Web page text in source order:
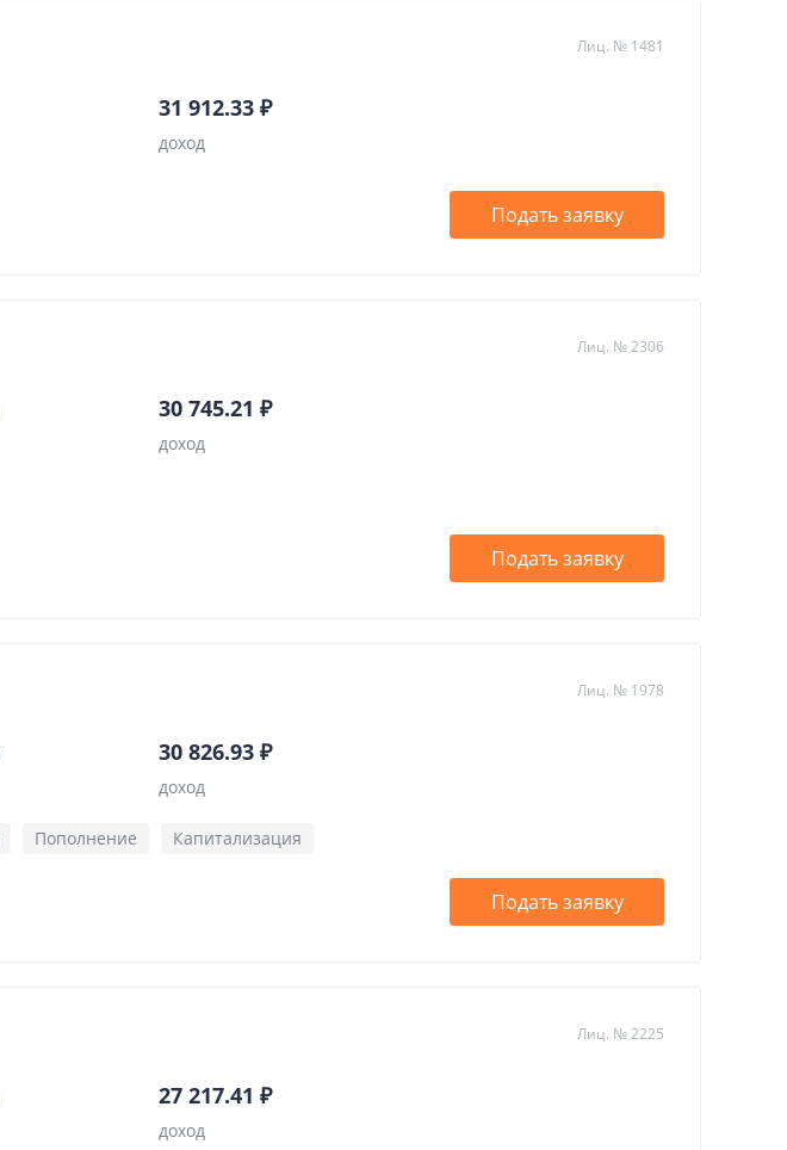
Лиц. № 1481
31 912.33 ₽
доход
Подать заявку
Лиц. № 2306
30 745.21 ₽
доход
Подать заявку
Лиц. № 1978
30 826.93 ₽
доход
Пополнение Капитализация
Подать заявку
Лиц. № 2225
27 217.41 ₽
доход